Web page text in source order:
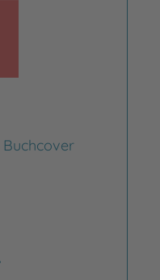
Buchcover
herunterladen